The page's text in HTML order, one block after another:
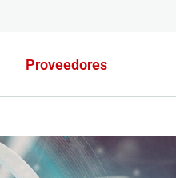
Proveedores